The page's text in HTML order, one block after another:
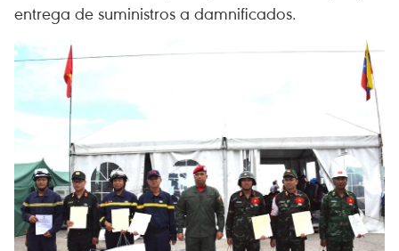
entrega de suministros a damnificados.